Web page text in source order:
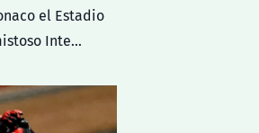
el Estadio
Inte…